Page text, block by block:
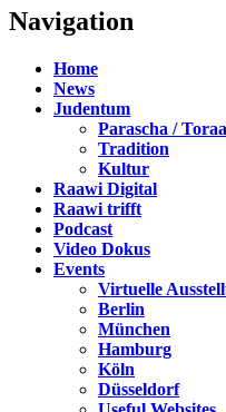
Navigation
Home
News
Judentum
Parascha /
Tradition
Kultur
Raawi Digital
Raawi trifft
Podcast
Video Dokus
Events
Virtuelle
Berlin
München
Hamburg
Köln
Düsseldorf